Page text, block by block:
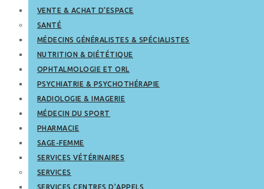
VENTE & ACHAT D’ESPACE
SANTÉ
MÉDECINS GÉNÉRALISTES & SPÉCIALISTES
NUTRITION & DIÉTÉTIQUE
OPHTALMOLOGIE ET ORL
PSYCHIATRIE & PSYCHOTHÉRAPIE
RADIOLOGIE & IMAGERIE
MÉDECIN DU SPORT
PHARMACIE
SAGE-FEMME
SERVICES VÉTÉRINAIRES
SERVICES
SERVICES CENTRES D’APPELS